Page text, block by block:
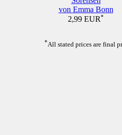
von Emma Bonn
2,99 EUR*
*All stated prices are final